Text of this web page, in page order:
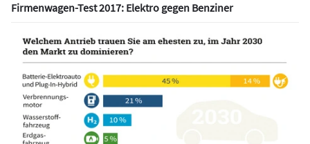
Firmenwagen-Test 2017: Elektro gegen Benziner